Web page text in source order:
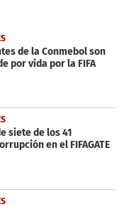
de la Conmebol son
por vida por la FIFA
siete de los 41
en el FIFAGATE